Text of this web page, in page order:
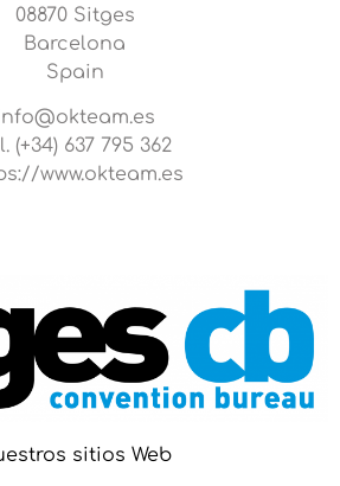
08870 Sitges
Barcelona
Spain
(+34) 637 795 362
www.okteam.es
sitios Web